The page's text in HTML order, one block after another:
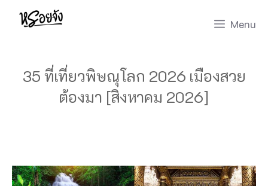
Skip
Menu
35 ที่เที่ยวพิษณุโลก 2026 เมืองสวย
ต้องมา [สิงหาคม 2026]